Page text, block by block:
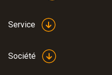
Service
Société